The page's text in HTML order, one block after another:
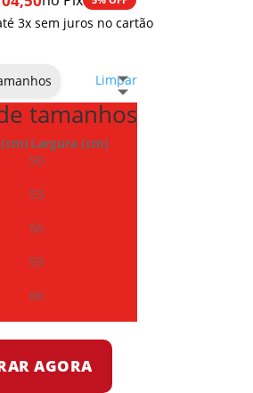
3x sem juros no cartão
Limpar
tamanhos
Largura (cm)
50
53
56
59
66
AGORA